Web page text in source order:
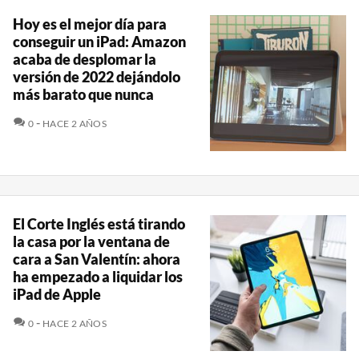
Hoy es el mejor día para
conseguir un iPad: Amazon
acaba de desplomar la
versión de 2022 dejándolo
más barato que nunca
0 COMENTARIOS
HACE 2 AÑOS
El Corte Inglés está tirando
la casa por la ventana de
cara a San Valentín: ahora
ha empezado a liquidar los
iPad de Apple
0 COMENTARIOS
HACE 2 AÑOS